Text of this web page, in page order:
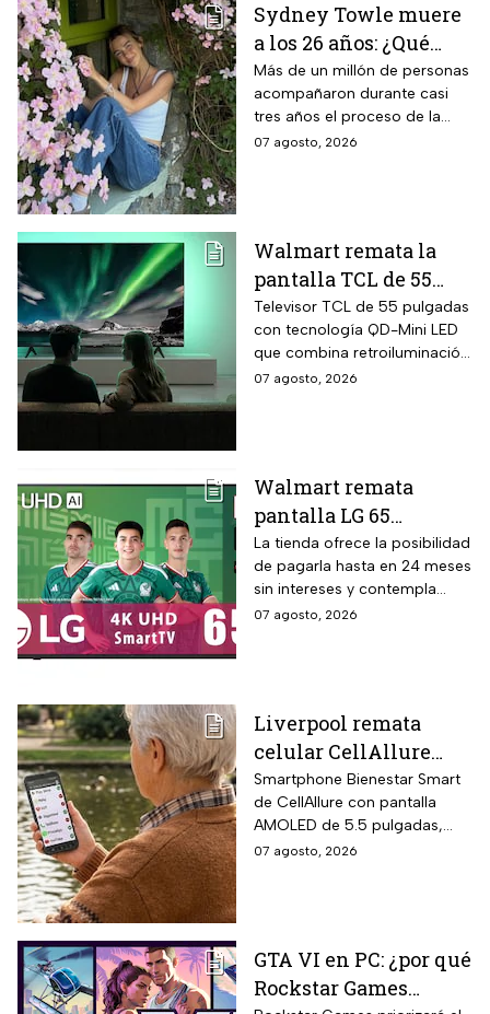
Sydney Towle muere
a los 26 años: ¿Qué
cáncer padecía la
estrella de TikTok?
Más de un millón de personas
acompañaron durante casi
tres años el proceso de la
creadora: tratamientos,
07 agosto, 2026
Walmart remata la
pantalla TCL de 55
pulgadas 4K QD-Mini
Led con $6,600 de
descuento en línea y
hasta 24 meses sin
Televisor TCL de 55 pulgadas
con tecnología QD-Mini LED
que combina retroiluminación
Mini LED de casi precisión
plataforma Google TV.
07 agosto, 2026
Walmart remata
pantalla LG 65
pulgadas UHD 4K con
funciones de
inteligencia artificial
ThinQ
La tienda ofrece la posibilidad
de pagarla hasta en 24 meses
sin intereses y contempla
devoluciones hasta 30 días
07 agosto, 2026
Liverpool remata
celular CellAllure
Smart AMOLED 5.5
pulgadas con botón
SOS, ideal para adultos
mayores: rebaja de 55%
Smartphone Bienestar Smart
de CellAllure con pantalla
AMOLED de 5.5 pulgadas,
sistema operativo Android 13
ubicado en la parte trasera
del equipo que activa llamada
automática al contacto de
07 agosto, 2026
GTA VI en PC: ¿por qué
Rockstar Games